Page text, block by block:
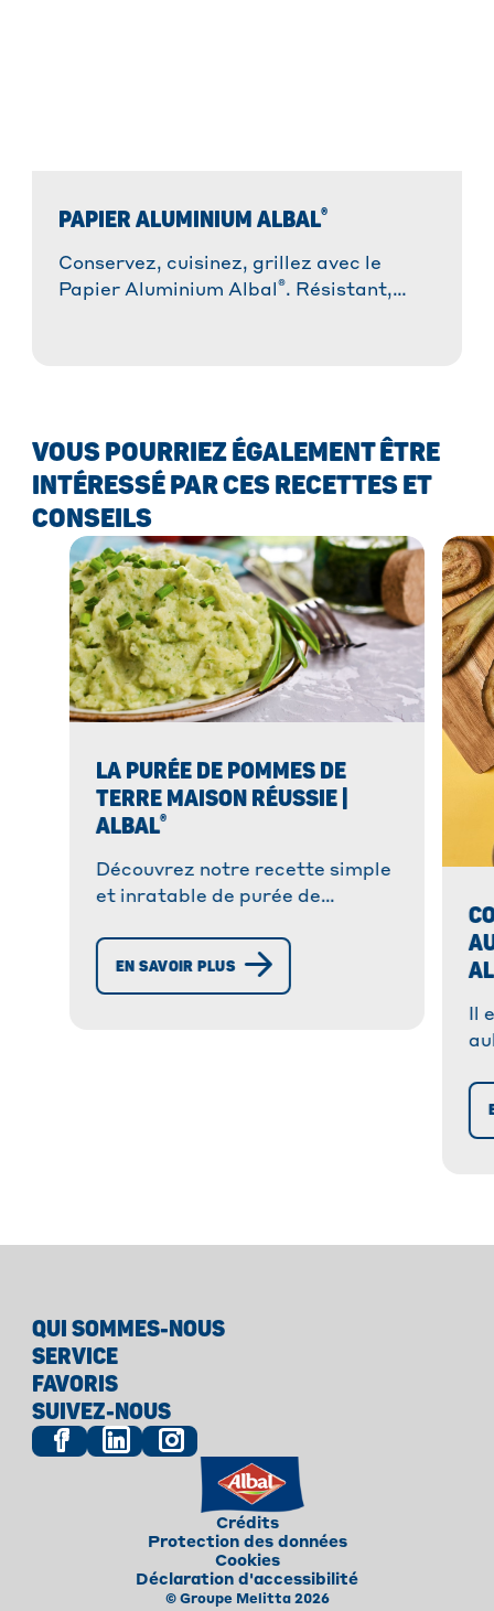
PAPIER ALUMINIUM ALBAL®
Conservez, cuisinez, grillez avec le
Papier Aluminium Albal®. Résistant,
VOUS POURRIEZ ÉGALEMENT ÊTRE
INTÉRESSÉ PAR CES RECETTES ET
CONSEILS
LA PURÉE DE POMMES DE
TERRE MAISON RÉUSSIE |
ALBAL®
Découvrez notre recette simple
et inratable de purée de
à réaliser, idéale pour
accompagner vos plats en toute
EN SAVOIR PLUS
Il
et
QUI SOMMES-NOUS
SERVICE
FAVORIS
SUIVEZ-NOUS
© Groupe Melitta 2026
Crédits
Protection des données
Cookies
Déclaration d'accessibilité